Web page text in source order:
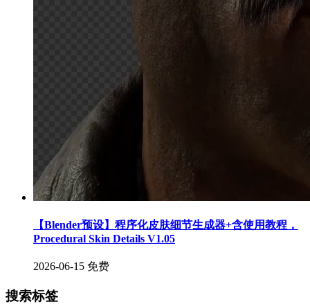
【Blender预设】程序化皮肤细节生成器+含使用教程，
Procedural Skin Details V1.05
2026-06-15 免费
搜索标签